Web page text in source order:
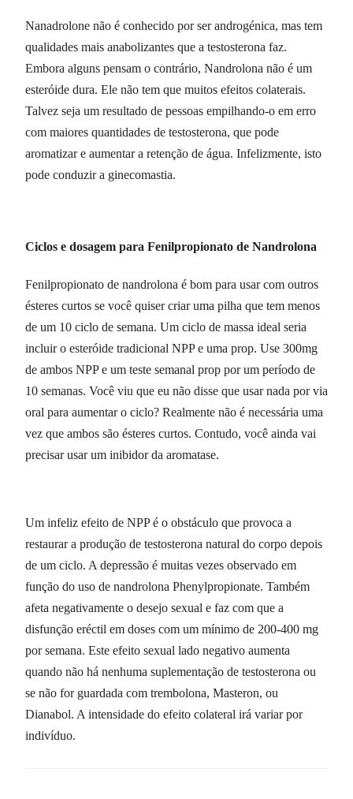
Nanadrolone não é conhecido por ser androgénica, mas tem
qualidades mais anabolizantes que a testosterona faz.
Embora alguns pensam o contrário, Nandrolona não é um
esteróide dura. Ele não tem que muitos efeitos colaterais.
Talvez seja um resultado de pessoas empilhando-o em erro
com maiores quantidades de testosterona, que pode
aromatizar e aumentar a retenção de água. Infelizmente, isto
pode conduzir a ginecomastia.
Ciclos e dosagem para Fenilpropionato de Nandrolona
Fenilpropionato de nandrolona é bom para usar com outros
ésteres curtos se você quiser criar uma pilha que tem menos
de um 10 ciclo de semana. Um ciclo de massa ideal seria
incluir o esteróide tradicional NPP e uma prop. Use 300mg
de ambos NPP e um teste semanal prop por um período de
10 semanas. Você viu que eu não disse que usar nada por via
oral para aumentar o ciclo? Realmente não é necessária uma
vez que ambos são ésteres curtos. Contudo, você ainda vai
precisar usar um inibidor da aromatase.
Um infeliz efeito de NPP é o obstáculo que provoca a
restaurar a produção de testosterona natural do corpo depois
de um ciclo. A depressão é muitas vezes observado em
função do uso de nandrolona Phenylpropionate. Também
afeta negativamente o desejo sexual e faz com que a
disfunção eréctil em doses com um mínimo de 200-400 mg
por semana. Este efeito sexual lado negativo aumenta
quando não há nenhuma suplementação de testosterona ou
se não for guardada com trembolona, Masteron, ou
Dianabol. A intensidade do efeito colateral irá variar por
indivíduo.